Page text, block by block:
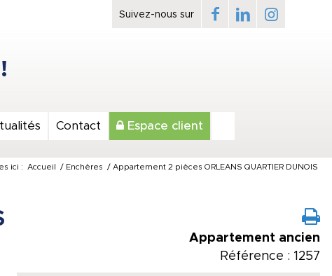
Contact Espace client
ici : Accueil / Enchères / Appartement 2 pièces ORLEANS QUARTIER DUNOIS
Appartement ancien
Référence : 1257